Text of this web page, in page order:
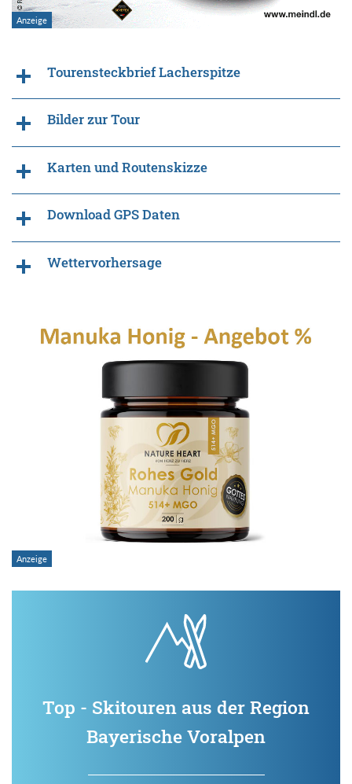
Tourensteckbrief Lacherspitze
Bilder zur Tour
Karten und Routenskizze
Download GPS Daten
Wettervorhersage
Top - Skitouren aus der Region
Bayerische Voralpen